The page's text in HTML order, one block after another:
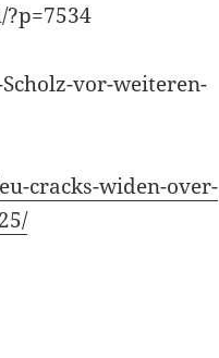
vor-weiteren-
cracks-widen-over-